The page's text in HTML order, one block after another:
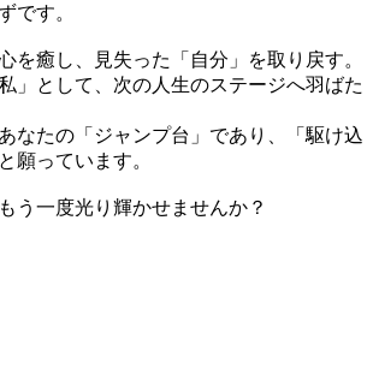
です。
を癒し、見失った「自分」を取り戻す。
」として、次の人生のステージへ羽ばた
なたの「ジャンプ台」であり、「駆け込
願っています。
う一度光り輝かせませんか？